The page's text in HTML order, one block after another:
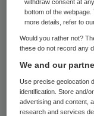
AED’s in
22.000, maar
nog zeker
doorgegeven.
Wie een AED
de EHBO app
withdraw consent at
bottom of the
more details, refer to
Would you rather not?
these do not record any
We and our
Use precise geolocation
identification. Store and/
advertising and content,
research and services